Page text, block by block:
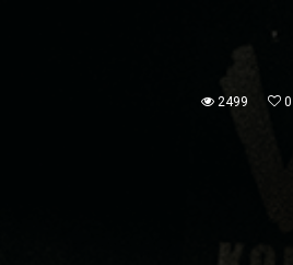
2499 0